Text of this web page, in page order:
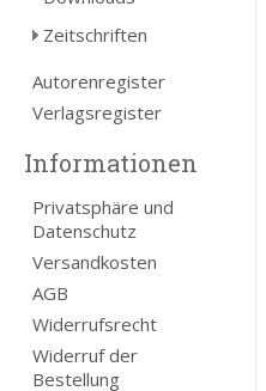
Zeitschriften
Autorenregister
Verlagsregister
Informationen
Privatsphäre und
Datenschutz
Versandkosten
AGB
Widerrufsrecht
Widerruf der
Bestellung